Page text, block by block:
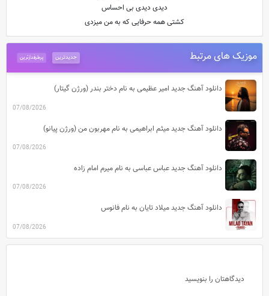
دیدی دیدی بی احساس
کشتی همه حرفایی که به من میزدی
موزیک های مرتبط پرطرفدارترین جدیدترین
دانلود آهنگ جدید امیر عظیمی به نام دختر بندر (ورژن گیتار)
07/08/2026
دانلود آهنگ جدید میثم ابراهیمی به نام مهربون من (ورژن پیانو)
07/08/2026
دانلود آهنگ جدید عباس عباسی به نام میرم امام زاده
07/08/2026
دانلود آهنگ جدید میلاد تایان به نام فانوس
07/08/2026
دیدگاهتان را بنویسید